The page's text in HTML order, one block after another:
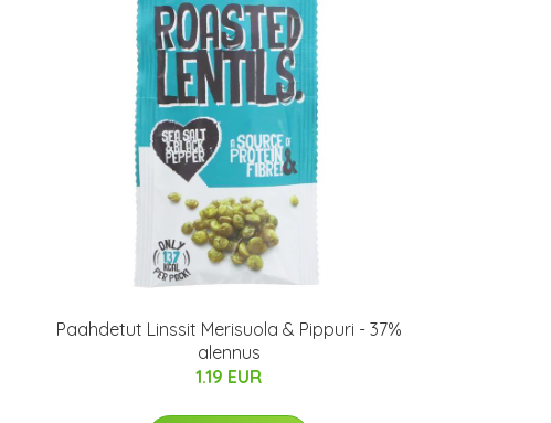
Paahdetut Linssit Merisuola & Pippuri - 37%
alennus
1.19 EUR